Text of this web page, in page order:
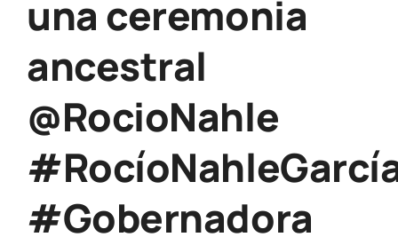
una ceremonia
ancestral
@RocioNahle
#Gobernadora